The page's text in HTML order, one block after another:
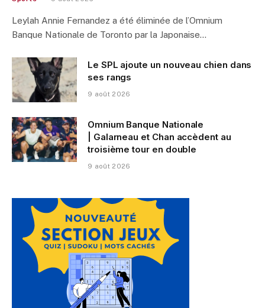
Leylah Annie Fernandez a été éliminée de l’Omnium
Banque Nationale de Toronto par la Japonaise…
Le SPL ajoute un nouveau chien dans
ses rangs
9 août 2026
Omnium Banque Nationale
| Galarneau et Chan accèdent au
troisième tour en double
9 août 2026